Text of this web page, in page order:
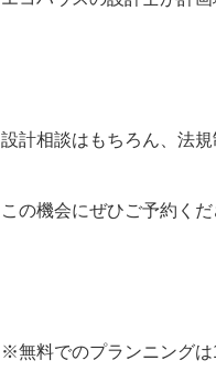
設計相談はもちろん、法
この機会にぜひご予約くだ
※無料でのプランニングは